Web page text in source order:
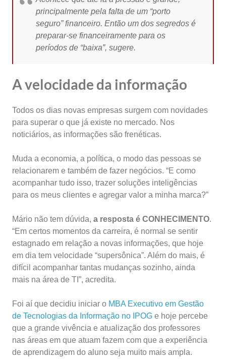
principalmente pela falta de um “porto
seguro” financeiro. Então um dos segredos é
preparar-se financeiramente para os
períodos de “baixa”, sugere.
A velocidade da informação
Todos os dias novas empresas surgem com novidades
para superar o que já existe no mercado. Nos
noticiários, as informações são frenéticas.
Muda a economia, a política, o modo das pessoas se
relacionarem e também de fazer negócios. “E como
acompanhar tudo isso, trazer soluções inteligências
para os meus clientes e agregar valor a minha marca?”
Mário não tem dúvida, a resposta é CONHECIMENTO.
“Em certos momentos da carreira, é normal se sentir
estagnado em relação a novas informações, que hoje
em dia tem velocidade “supersônica”. Além do mais, é
difícil acompanhar tantas mudanças sozinho, ainda
mais na área de TI”, acredita.
Foi aí que decidiu iniciar o MBA Executivo em Gestão
de Tecnologias da Informação no IPOG e hoje percebe
que a grande vivência e atualização dos professores
nas áreas em que atuam fazem com que a experiência
de aprendizagem do aluno seja muito mais ampla.